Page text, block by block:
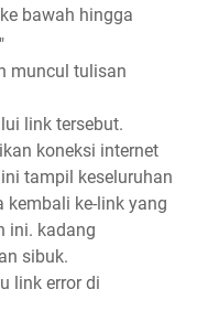
bawah hingga
"
muncul tulisan
link tersebut.
koneksi internet
tampil keseluruhan
kembali ke-link yang
ini. kadang
sibuk.
link error di